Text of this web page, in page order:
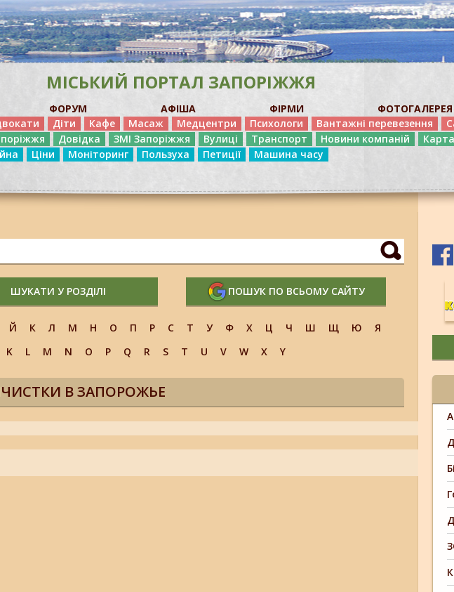
МІСЬКИЙ ПОРТАЛ ЗАПОРІЖЖЯ
ФОРУМ АФІША ФІРМИ ФОТОГАЛЕРЕЯ
Діти Кафе Масаж Медцентри Психологи Вантажні перевезення
Довідка ЗМІ Запоріжжя Вулиці Транспорт Новини компаній
Ціни Моніторинг Пользуха Петиції Машина часу
ШУКАТИ У РОЗДІЛІ ПОШУК ПО ВСЬОМУ САЙТУ
Й К Л М Н О П Р С Т У Ф Х Ц Ч Ш Щ Ю
Я
K L M N O P Q R S T U V W X Y
В ЗАПОРОЖЬЕ